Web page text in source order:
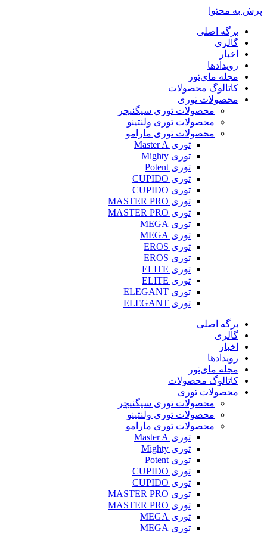
پرش به محتوا
برگه اصلی
گالری
اخبار
رویدادها
مجله مای‌تور
کاتالوگ محصولات
محصولات توری
محصولات توری سیگنیچر
محصولات توری ولنتینو
محصولات توری مارامو
توری Master A
توری Mighty
توری Potent
توری CUPIDO
توری CUPIDO
توری MASTER PRO
توری MASTER PRO
توری MEGA
توری MEGA
توری EROS
توری EROS
توری ELITE
توری ELITE
توری ELEGANT
توری ELEGANT
برگه اصلی
گالری
اخبار
رویدادها
مجله مای‌تور
کاتالوگ محصولات
محصولات توری
محصولات توری سیگنیچر
محصولات توری ولنتینو
محصولات توری مارامو
توری Master A
توری Mighty
توری Potent
توری CUPIDO
توری CUPIDO
توری MASTER PRO
توری MASTER PRO
توری MEGA
توری MEGA